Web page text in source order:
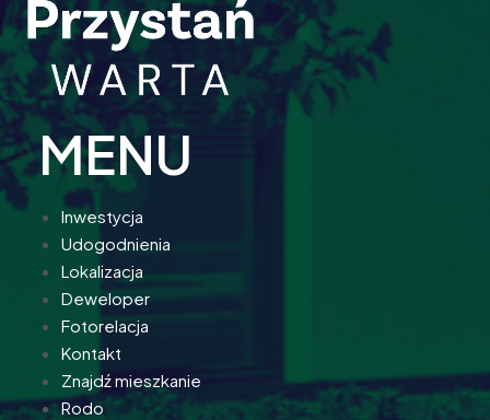
MENU
Inwestycja
Udogodnienia
Lokalizacja
Deweloper
Fotorelacja
Kontakt
Znajdź mieszkanie
Rodo